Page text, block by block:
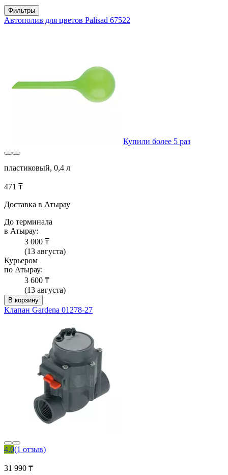
Фильтры
Автополив для цветов Palisad 67522
Купили более 5 раз
пластиковый, 0,4 л
471 ₸
Доставка в Атырау
До терминала
в Атырау:
3 000 ₸
(13 августа)
Курьером
по Атырау:
3 600 ₸
(13 августа)
В корзину
Клапан Gardena 01278-27
4.0(1 отзыв)
31 990 ₸